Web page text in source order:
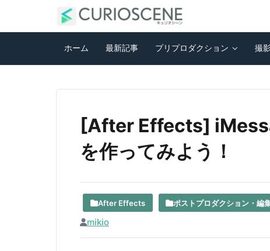
ホーム 最新記事 プリプロダクション 撮
[After Effects]
を作ってみよう！
After Effects ポストプロダクション・編
mikio